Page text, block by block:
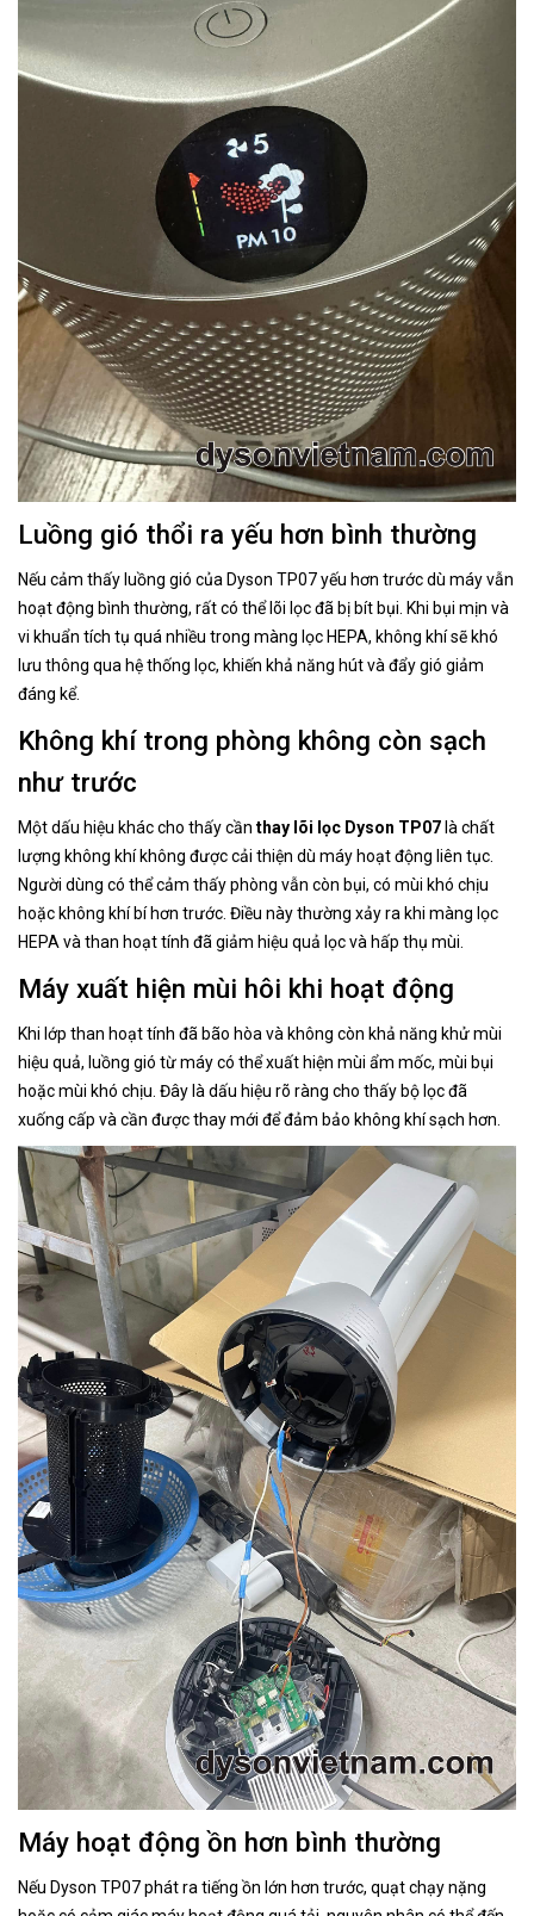
Luồng gió thổi ra yếu hơn bình thường
Nếu cảm thấy luồng gió của Dyson TP07 yếu hơn trước dù máy vẫn
hoạt động bình thường, rất có thể lõi lọc đã bị bít bụi. Khi bụi mịn và
vi khuẩn tích tụ quá nhiều trong màng lọc HEPA, không khí sẽ khó
lưu thông qua hệ thống lọc, khiến khả năng hút và đẩy gió giảm
đáng kể.
Không khí trong phòng không còn sạch
như trước
Một dấu hiệu khác cho thấy cần thay lõi lọc Dyson TP07 là chất
lượng không khí không được cải thiện dù máy hoạt động liên tục.
Người dùng có thể cảm thấy phòng vẫn còn bụi, có mùi khó chịu
hoặc không khí bí hơn trước. Điều này thường xảy ra khi màng lọc
HEPA và than hoạt tính đã giảm hiệu quả lọc và hấp thụ mùi.
Máy xuất hiện mùi hôi khi hoạt động
Khi lớp than hoạt tính đã bão hòa và không còn khả năng khử mùi
hiệu quả, luồng gió từ máy có thể xuất hiện mùi ẩm mốc, mùi bụi
hoặc mùi khó chịu. Đây là dấu hiệu rõ ràng cho thấy bộ lọc đã
xuống cấp và cần được thay mới để đảm bảo không khí sạch hơn.
Máy hoạt động ồn hơn bình thường
Nếu Dyson TP07 phát ra tiếng ồn lớn hơn trước, quạt chạy nặng